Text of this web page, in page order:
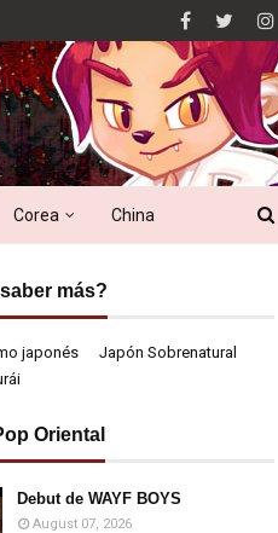
Corea China
más?
japonés
Japón Sobrenatural
Oriental
Debut de WAYF BOYS
August 07, 2026